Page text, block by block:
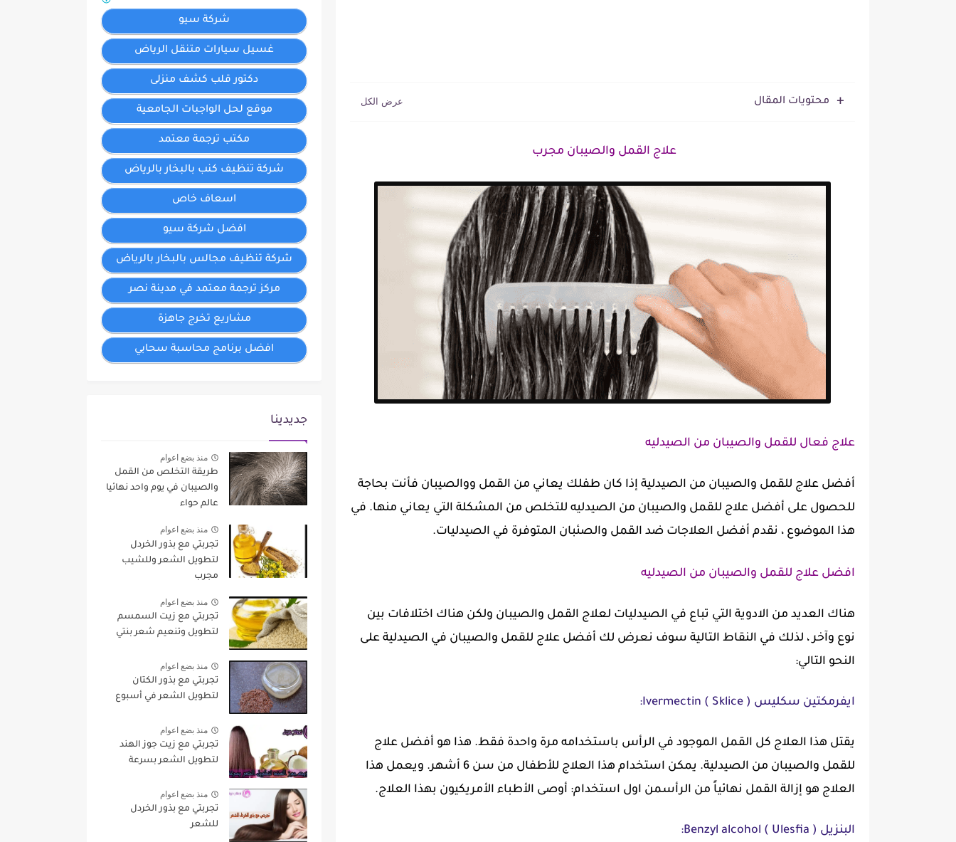
محتويات المقال
علاج القمل والصيبان مجرب
علاج فعال للقمل والصيبان من الصيدليه
أفضل علاج للقمل والصيبان من الصيدلية إذا كان طفلك يعاني من القمل ووالصيبان فأنت بحاجة
للحصول على أفضل علاج للقمل والصيبان من الصيدليه للتخلص من المشكلة التي يعاني منها. في
هذا الموضوع ، نقدم أفضل العلاجات ضد القمل والصئبان المتوفرة في الصيدليات.
افضل علاج للقمل والصيبان من الصيدليه
هناك العديد من الادوية التي تباع في الصيدليات لعلاج القمل والصيبان ولكن هناك اختلافات بين
نوع وآخر ، لذلك في النقاط التالية سوف نعرض لك أفضل علاج للقمل والصيبان في الصيدلية على
النحو التالي:
ايفرمكتين سكليس ( Ivermectin ( Sklice:
يقتل هذا العلاج كل القمل الموجود في الرأس باستخدامه مرة واحدة فقط. هذا هو أفضل علاج
للقمل والصيبان من الصيدلية. يمكن استخدام هذا العلاج للأطفال من سن 6 أشهر. ويعمل هذا
العلاج هو إزالة القمل نهائياً من الرأسمن اول استخدام: أوصى الأطباء الأمريكيون بهذا العلاج.
البنزيل ( Benzyl alcohol ( Ulesfia:
شركة سيو
غسيل سيارات متنقل الرياض
دكتور قلب كشف منزلى
موقع لحل الواجبات الجامعية
مكتب ترجمة معتمد
شركة تنظيف كنب بالبخار بالرياض
اسعاف خاص
افضل شركة سيو
شركة تنظيف مجالس بالبخار بالرياض
مركز ترجمة معتمد في مدينة نصر
مشاريع تخرج جاهزة
افضل برنامج محاسبة سحابي
جديدينا
منذ بضع اعوام
طريقة التخلص من القمل
والصيبان في يوم واحد نهائيا
عالم حواء
منذ بضع اعوام
تجربتي مع بذور الخردل
لتطويل الشعر وللشيب
مجرب
منذ بضع اعوام
تجربتي مع زيت السمسم
لتطويل وتنعيم شعر بنتي
منذ بضع اعوام
تجربتي مع بذور الكتان
لتطويل الشعر في أسبوع
منذ بضع اعوام
تجربتي مع زيت جوز الهند
لتطويل الشعر بسرعة
منذ بضع اعوام
تجربتي مع بذور الخردل
للشعر